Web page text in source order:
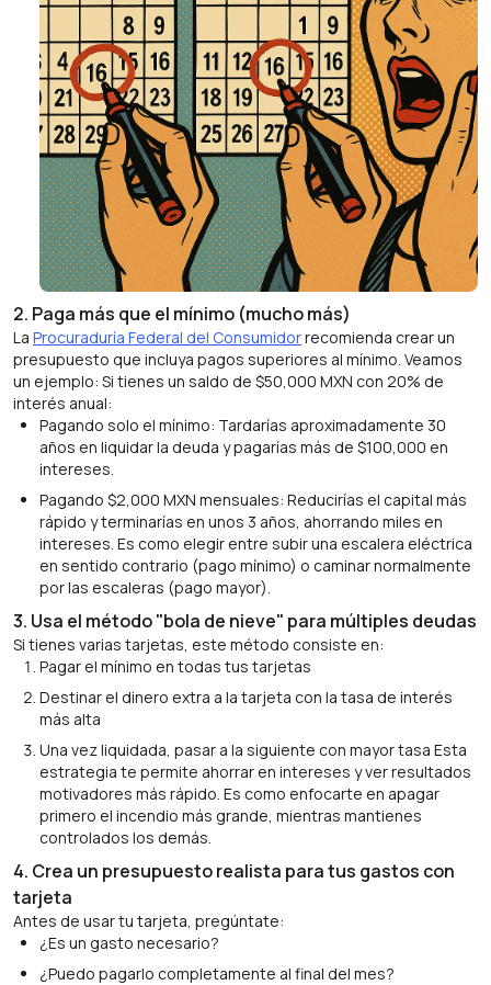
2. Paga más que el mínimo (mucho más)
La Procuraduría Federal del Consumidorrecomienda crear un
presupuesto que incluya pagos superiores al mínimo. Veamos
un ejemplo: Si tienes un saldo de $50,000 MXN con 20% de
interés anual:
Pagando solo el mínimo: Tardarías aproximadamente 30
años en liquidar la deuda y pagarías más de $100,000 en
intereses.
Pagando $2,000 MXN mensuales: Reducirías el capital más
rápido y terminarías en unos 3 años, ahorrando miles en
intereses. Es como elegir entre subir una escalera eléctrica
en sentido contrario (pago mínimo) o caminar normalmente
por las escaleras (pago mayor).
3. Usa el método "bola de nieve" para múltiples deudas
Si tienes varias tarjetas, este método consiste en:
Pagar el mínimo en todas tus tarjetas
Destinar el dinero extra a la tarjeta con la tasa de interés
más alta
Una vez liquidada, pasar a la siguiente con mayor tasa Esta
estrategia te permite ahorrar en intereses y ver resultados
motivadores más rápido. Es como enfocarte en apagar
primero el incendio más grande, mientras mantienes
controlados los demás.
4. Crea un presupuesto realista para tus gastos con
tarjeta
Antes de usar tu tarjeta, pregúntate:
¿Es un gasto necesario?
¿Puedo pagarlo completamente al final del mes?